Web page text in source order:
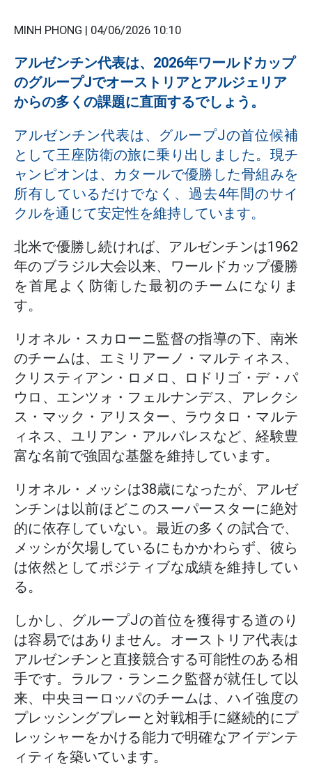
MINH PHONG | 04/06/2026 10:10
アルゼンチン代表は、2026年ワールドカップ
のグループJでオーストリアとアルジェリア
からの多くの課題に直面するでしょう。
アルゼンチン代表は、グループJの首位候補
として王座防衛の旅に乗り出しました。現チ
ャンピオンは、カタールで優勝した骨組みを
所有しているだけでなく、過去4年間のサイ
クルを通じて安定性を維持しています。
北米で優勝し続ければ、アルゼンチンは1962
年のブラジル大会以来、ワールドカップ優勝
を首尾よく防衛した最初のチームになりま
す。
リオネル・スカローニ監督の指導の下、南米
のチームは、エミリアーノ・マルティネス、
クリスティアン・ロメロ、ロドリゴ・デ・パ
ウロ、エンツォ・フェルナンデス、アレクシ
ス・マック・アリスター、ラウタロ・マルテ
ィネス、ユリアン・アルバレスなど、経験豊
富な名前で強固な基盤を維持しています。
リオネル・メッシは38歳になったが、アルゼ
ンチンは以前ほどこのスーパースターに絶対
的に依存していない。最近の多くの試合で、
メッシが欠場しているにもかかわらず、彼ら
は依然としてポジティブな成績を維持してい
る。
しかし、グループJの首位を獲得する道のり
は容易ではありません。オーストリア代表は
アルゼンチンと直接競合する可能性のある相
手です。ラルフ・ランニク監督が就任して以
来、中央ヨーロッパのチームは、ハイ強度の
プレッシングプレーと対戦相手に継続的にプ
レッシャーをかける能力で明確なアイデンテ
ィティを築いています。